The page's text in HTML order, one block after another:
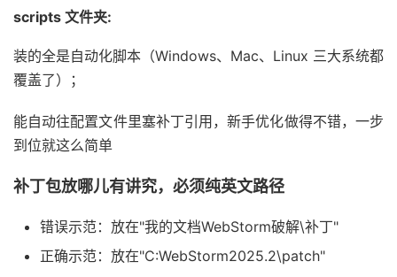
scripts 文件夹:
装的全是自动化脚本（Windows、Mac、Linux 三大系统都
覆盖了）；
能自动往配置文件里塞补丁引用，新手优化做得不错，一步
到位就这么简单
补丁包放哪儿有讲究，必须纯英文路径
错误示范：放在"我的文档WebStorm破解\补丁"
正确示范：放在"C:WebStorm2025.2\patch"